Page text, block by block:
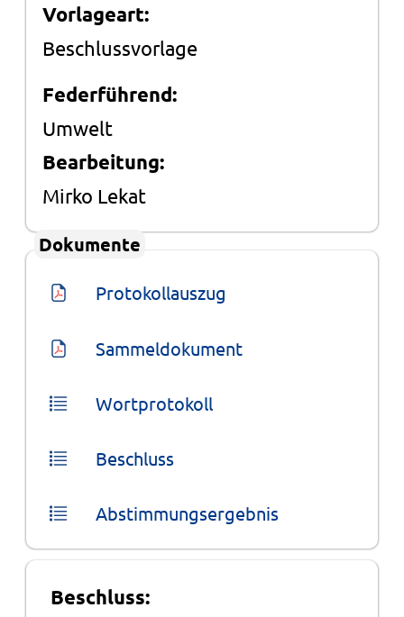
Vorlageart:
Beschlussvorlage
Federführend:
Umwelt
Bearbeitung:
Mirko Lekat
Dokumente
Protokollauszug
Sammeldokument
Wortprotokoll
Beschluss
Abstimmungsergebnis
Beschluss: